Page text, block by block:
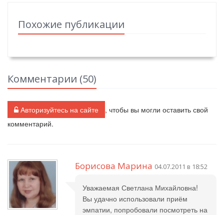
Похожие публикации
Комментарии (50)
Авторизуйтесь на сайте
, чтобы вы могли оставить свой
комментарий.
Борисова Марина 04.07.2011 в 18:52
Уважаемая Светлана Михайловна!
Вы удачно использовали приём
эмпатии, попробовали посмотреть на